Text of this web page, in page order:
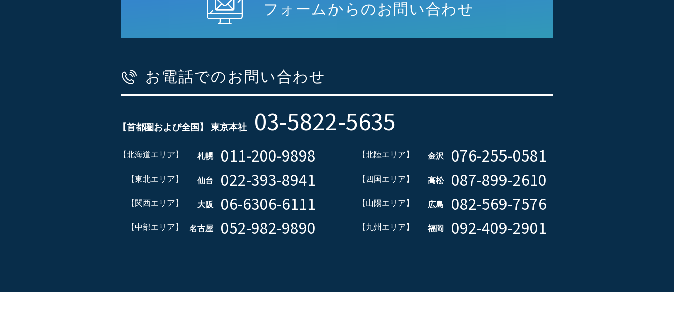
フォームからのお問い合わせ
お電話でのお問い合わせ
【首都圏および全国】 東京本社 03-5822-5635
【北海道エリア】 札幌 011-200-9898
【東北エリア】 仙台 022-393-8941
【関西エリア】 大阪 06-6306-6111
【中部エリア】 名古屋 052-982-9890
【北陸エリア】 金沢 076-255-0581
【四国エリア】 高松 087-899-2610
【山陽エリア】 広島 082-569-7576
【九州エリア】 福岡 092-409-2901